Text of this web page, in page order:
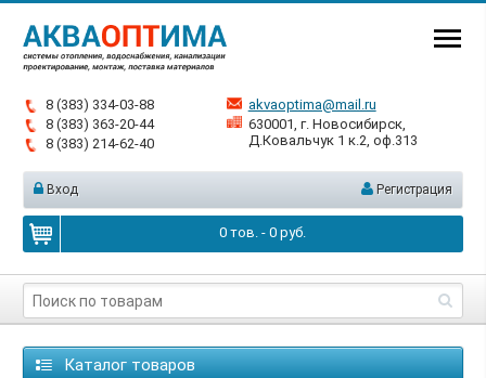
8 (383) 334-03-88
8 (383) 363-20-44
8 (383) 214-62-40
akvaoptima@mail.ru
630001, г. Новосибирск,
Д.Ковальчук 1 к.2, оф.313
Вход Регистрация
0тов. - 0руб.
Каталог товаров